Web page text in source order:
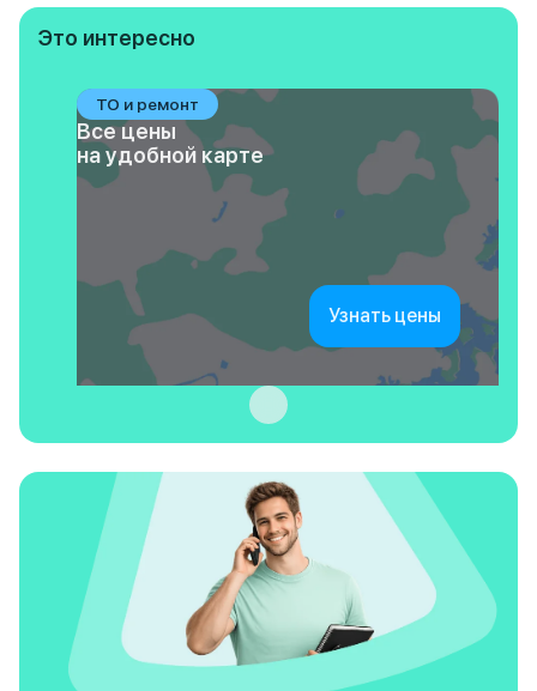
Это интересно
ТО и ремонт
Все цены
на удобной карте
Узнать цены